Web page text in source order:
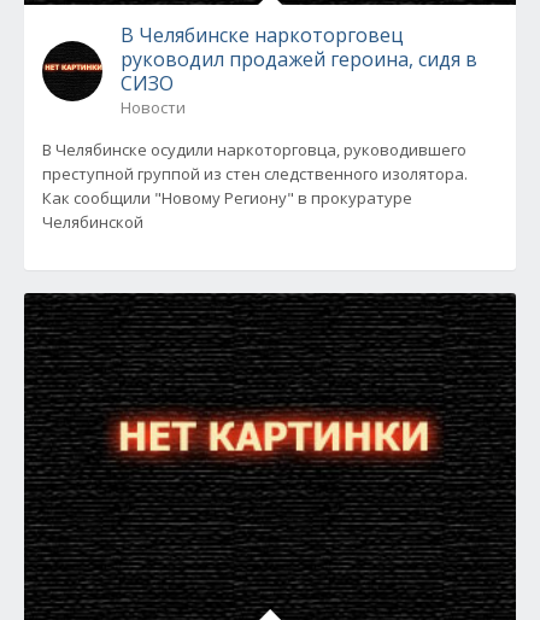
В Челябинске наркоторговец
руководил продажей героина, сидя в
СИЗО
Новости
В Челябинске осудили наркоторговца, руководившего
преступной группой из стен следственного изолятора.
Как сообщили "Новому Региону" в прокуратуре
Челябинской